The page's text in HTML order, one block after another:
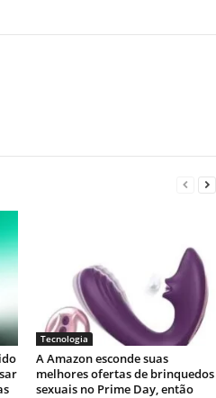
Tecnologia
A Amazon esconde suas
melhores ofertas de brinquedos
sexuais no Prime Day, então